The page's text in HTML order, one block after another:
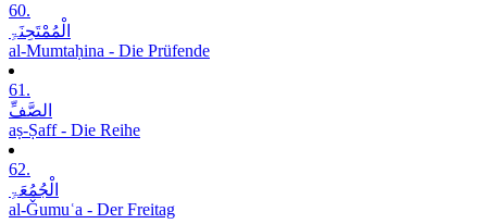
60.
الْمُمْتَحِنَۃِ
al-Mumtaḥina - Die Prüfende
61.
الصَّفِّ
aṣ-Ṣaff - Die Reihe
62.
الْجُمُعَۃِ
al-Ǧumuʿa - Der Freitag